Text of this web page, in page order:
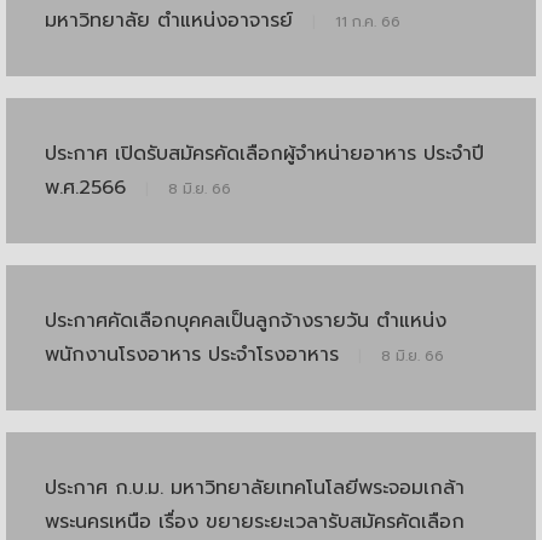
มหาวิทยาลัย ตำแหน่งอาจารย์
11 ก.ค. 66
ประกาศ เปิดรับสมัครคัดเลือกผู้จำหน่ายอาหาร ประจำปี
พ.ศ.2566
8 มิ.ย. 66
ประกาศคัดเลือกบุคคลเป็นลูกจ้างรายวัน ตำแหน่ง
พนักงานโรงอาหาร ประจำโรงอาหาร
8 มิ.ย. 66
ประกาศ ก.บ.ม. มหาวิทยาลัยเทคโนโลยีพระจอมเกล้า
พระนครเหนือ เรื่อง ขยายระยะเวลารับสมัครคัดเลือก